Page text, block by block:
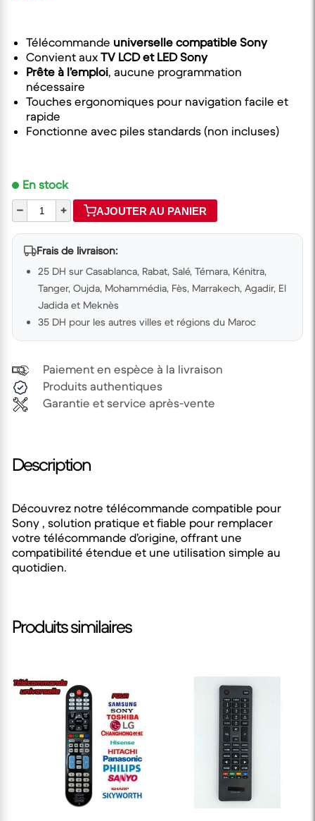
Télécommande universelle compatible Sony
Convient auxTV LCD et LED Sony
Prête à l’emploi, aucune programmation
nécessaire
Touches ergonomiques pour navigation facile et
rapide
Fonctionne avec piles standards (non incluses)
En stock
–
+ AJOUTER AU PANIER
Frais de livraison:
25 DH sur Casablanca, Rabat, Salé, Témara, Kénitra,
Tanger, Oujda, Mohammédia, Fès, Marrakech, Agadir, El
Jadida et Meknès
35 DH pour les autres villes et régions du Maroc
Paiement en espèce à la livraison
Produits authentiques
Garantie et service après-vente
Description
Découvrez notre télécommande compatible pour
Sony , solution pratique et fiable pour remplacer
votre télécommande d’origine, offrant une
compatibilité étendue et une utilisation simple au
quotidien.
Produits similaires